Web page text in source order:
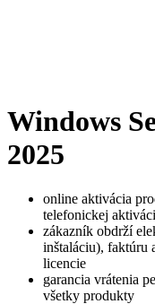
Windows
2025
online aktivácia
telefonickej
zákazník obdrží
inštaláciu), faktúru
licencie
garancia vrátenia
všetky produkty